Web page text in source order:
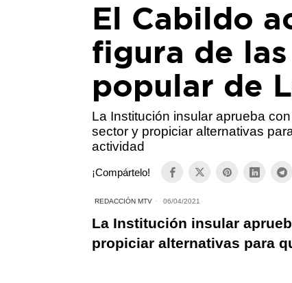
El Cabildo
figura de
popular de
La Institución insular aprueba
sector y propiciar alternativas
actividad
¡Compártelo!
REDACCIÓN MTV 06/04/2021
La Institución insular
propiciar alternativas para